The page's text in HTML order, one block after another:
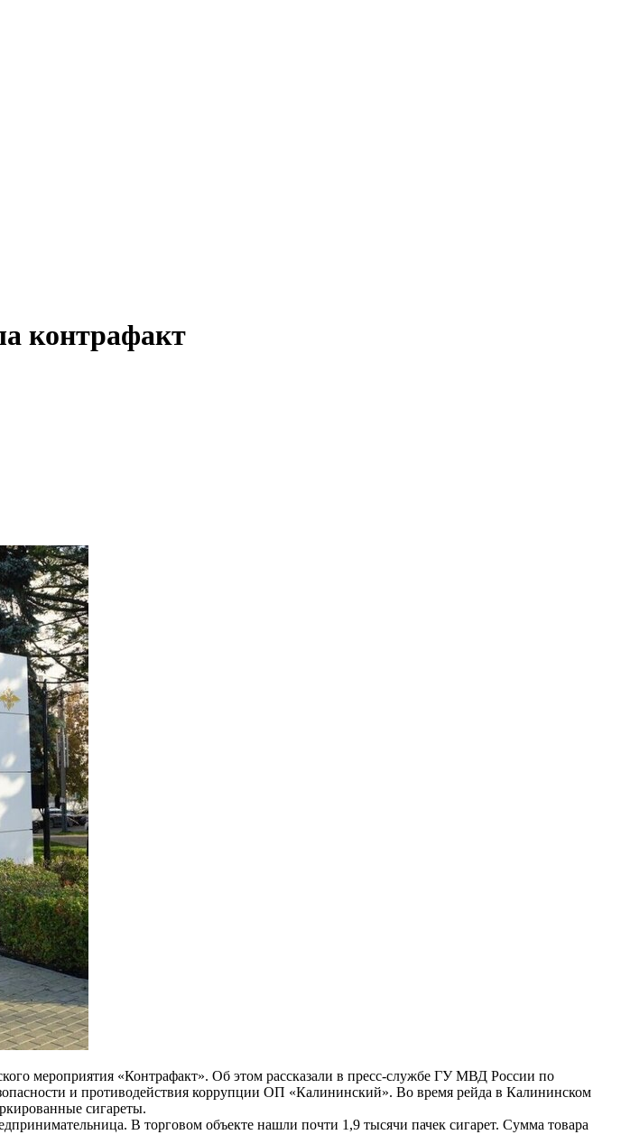
контрафакт
мероприятия «Контрафакт». Об этом рассказали в пресс-службе ГУ МВД России по
и противодействия коррупции ОП «Калининский». Во время рейда в Калининском
сигареты.
В торговом объекте нашли почти 1,9 тысячи пачек сигарет. Сумма товара